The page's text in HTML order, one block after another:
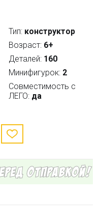
Тип: конструктор
Возраст: 6+
Деталей: 160
Минифигурок: 2
Совместимость с
ЛЕГО: да